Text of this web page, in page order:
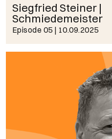
Siegfried Steiner |
Schmiedemeister
Episode 05 | 10.09.2025